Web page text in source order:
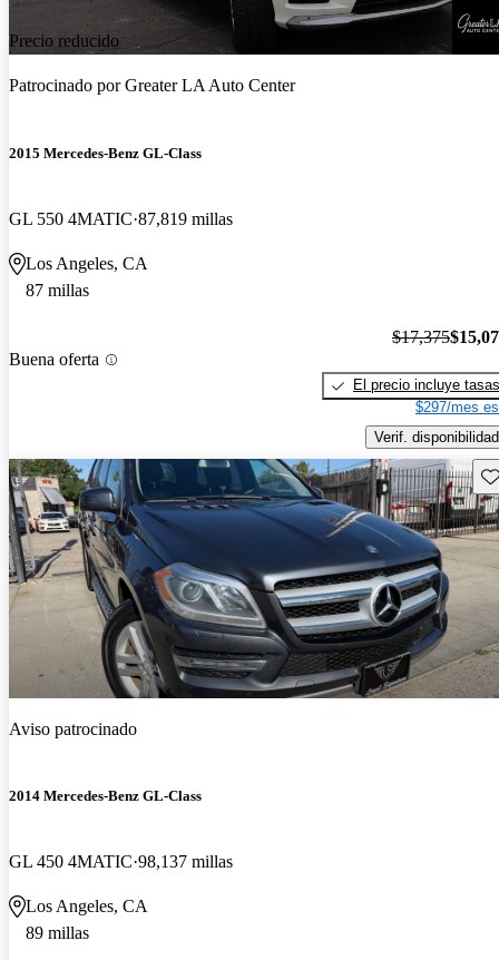
Precio reducido
Patrocinado porGreater LA Auto Center
2015 Mercedes-Benz GL-Class
GL 550 4MATIC 87,819 millas
Los Angeles, CA
87 millas
Buena oferta
$17,375
El precio incluye tasas
$297/mes
Verif. disponibilidad
Aviso patrocinado
2014 Mercedes-Benz GL-Class
GL 450 4MATIC 98,137 millas
Los Angeles, CA
89 millas